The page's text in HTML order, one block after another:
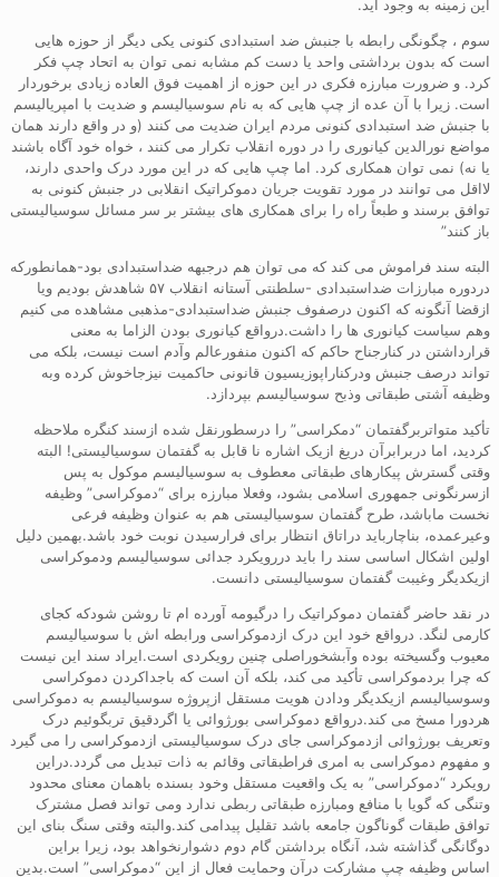
این زمینه به وجود آید.
سوم ، چگونگی رابطه با جنبش ضد استبدادی کنونی یکی دیگر از حوزه هایی
است که بدون برداشتی واحد یا دست کم مشابه نمی توان به اتحاد چپ فکر
کرد. و ضرورت مبارزه فکری در این حوزه از اهمیت فوق العاده زیادی برخوردار
است. زیرا با آن عده از چپ هایی که به نام سوسیالیسم و ضدیت با امپریالیسم
با جنبش ضد استبدادی کنونی مردم ایران ضدیت می کنند (و در واقع دارند همان
مواضع نورالدین کیانوری را در دوره انقلاب تکرار می کنند ، خواه خود آگاه باشند
یا نه) نمی توان همکاری کرد. اما چپ هایی که در این مورد درک واحدی دارند،
لااقل می توانند در مورد تقویت جریان دموکراتیک انقلابی در جنبش کنونی به
توافق برسند و طبعاً راه را برای همکاری های بیشتر بر سر مسائل سوسیالیستی
باز کنند”
البته سند فراموش می کند که می توان هم درجبهه ضداستبدادی بود-همانطورکه
دردوره مبارزات ضداستبدادی -سلطنتی آستانه انقلاب ۵۷ شاهدش بودیم ویا
ازقضا آنگونه که اکنون درصفوف جنبش ضداستبدادی-مذهبی مشاهده می کنیم
وهم سیاست کیانوری ها را داشت.درواقع کیانوری بودن الزاما به معنی
قرارداشتن در کنارجناح حاکم که اکنون منفورعالم وآدم است نیست، بلکه می
تواند درصف جنبش ودرکناراپوزیسیون قانونی حاکمیت نیزجاخوش کرده وبه
وظیفه آشتی طبقاتی وذبح سوسیالیسم بپردازد.
تأکید متواتربرگفتمان “دمکراسی” را درسطورنقل شده ازسند کنگره ملاحظه
کردید، اما دربرابرآن دریغ ازیک اشاره نا قابل به گفتمان سوسیالیستی! البته
وقتی گسترش پیکارهای طبقاتی معطوف به سوسیالیسم موکول به پس
ازسرنگونی جمهوری اسلامی بشود، وفعلا مبارزه برای “دموکراسی” وظیفه
نخست ماباشد، طرح گفتمان سوسیالیستی هم به عنوان وظیفه فرعی
وعیرعمده، بناچارباید دراتاق انتظار برای فرارسیدن نوبت خود باشد.بهمین دلیل
اولین اشکال اساسی سند را باید دررویکرد جدائی سوسیالیسم ودموکراسی
ازیکدیگر وغیبت گفتمان سوسیالیستی دانست.
در نقد حاضر گفتمان دموکراتیک را درگیومه آورده ام تا روشن شودکه کجای
کارمی لنگد. درواقع خود این درک ازدموکراسی ورابطه اش با سوسیالیسم
معیوب وگسیخته بوده وآبشخوراصلی چنین رویکردی است.ایراد سند این نیست
که چرا بردموکراسی تأکید می کند، بلکه آن است که باجداکردن دموکراسی
وسوسیالیسم ازیکدیگر ودادن هویت مستقل ازپروژه سوسیالیسم به دموکراسی
هردورا مسخ می کند.درواقع دموکراسی بورژوائی یا اگردقیق تربگوئیم درک
وتعریف بورژوائی ازدموکراسی جای درک سوسیالیستی ازدموکراسی را می گیرد
و مفهوم دموکراسی به امری فراطبقاتی وقائم به ذات تبدیل می گردد.دراین
رویکرد “دموکراسی” به یک واقعیت مستقل وخود بسنده باهمان معنای محدود
وتنگی که گویا با منافع ومبارزه طبقاتی ربطی ندارد ومی تواند فصل مشترک
توافق طبقات گوناگون جامعه باشد تقلیل پیدامی کند.والبته وقتی سنگ بنای این
دوگانگی گذاشته شد، آنگاه برداشتن گام دوم دشوارنخواهد بود، زیرا براین
اساس وظیفه چپ مشارکت درآن وحمایت فعال از این “دموکراسی” است.بدین